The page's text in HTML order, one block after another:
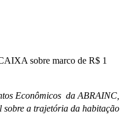
sobre marco de R$ 1
Econômicos da ABRAINC,
sobre a trajetória da habitação